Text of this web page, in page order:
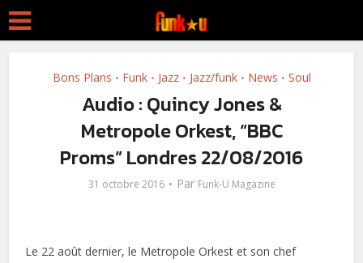
Bons Plans • Funk • Jazz • Jazz/funk • News • Soul
Audio : Quincy Jones &
Metropole Orkest, “BBC
Proms” Londres 22/08/2016
31 octobre 2016 Par Funk-U Magazine
Le 22 août dernier, le Metropole Orkest et son chef